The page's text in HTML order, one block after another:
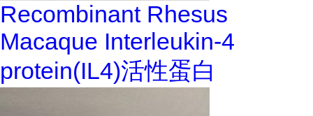
Recombinant Rhesus
Macaque Interleukin-4
protein(IL4)活性蛋白